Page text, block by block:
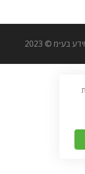
בע״מ © 2023